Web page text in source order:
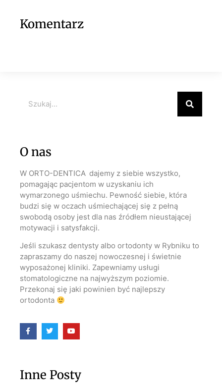
Komentarz
O nas
W ORTO-DENTICA dajemy z siebie wszystko,
pomagając pacjentom w uzyskaniu ich
wymarzonego uśmiechu. Pewność siebie, która
budzi się w oczach uśmiechającej się z pełną
swobodą osoby jest dla nas źródłem nieustającej
motywacji i satysfakcji.
Jeśli szukasz dentysty albo ortodonty w Rybniku to
zapraszamy do naszej nowoczesnej i świetnie
wyposażonej kliniki. Zapewniamy usługi
stomatologiczne na najwyższym poziomie.
Przekonaj się jaki powinien być najlepszy
ortodonta
Inne Posty